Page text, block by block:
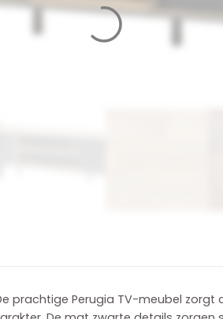
prachtige Perugia TV-meubel zorgt